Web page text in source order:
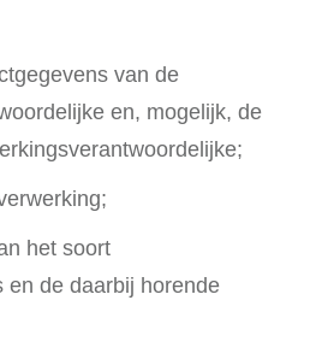
van de
en, mogelijk, de
het soort
en de daarbij horende